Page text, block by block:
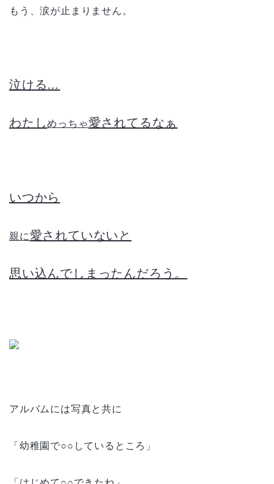
もう、涙が止まりません。
泣ける…
わたしめっちゃ愛されてるなぁ
いつから
親に愛されていないと
思い込んでしまったんだろう。
アルバムには写真と共に
「幼稚園で○○しているところ」